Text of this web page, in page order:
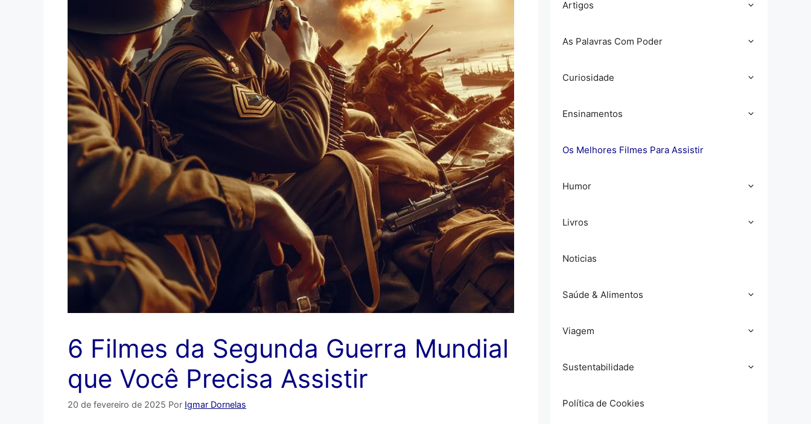
6 Filmes da Segunda Guerra Mundial
que Você Precisa Assistir
20 de fevereiro de 2025 Por Igmar Dornelas
Artigos
As Palavras Com Poder
Curiosidade
Ensinamentos
Os Melhores Filmes Para Assistir
Humor
Livros
Noticias
Saúde & Alimentos
Viagem
Sustentabilidade
Política de Cookies